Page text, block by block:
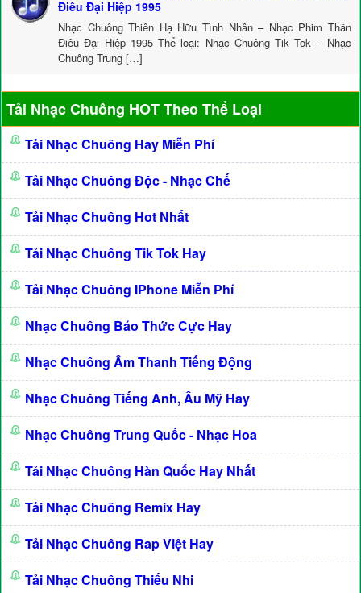
Điêu Đại Hiệp 1995
Nhạc Chuông Thiên Hạ Hữu Tình Nhân – Nhạc Phim Thần
Điêu Đại Hiệp 1995 Thể loại: Nhạc Chuông Tik Tok – Nhạc
Chuông Trung […]
Tải Nhạc Chuông HOT Theo Thể Loại
Tải Nhạc Chuông Hay Miễn Phí
Tải Nhạc Chuông Độc - Nhạc Chế
Tải Nhạc Chuông Hot Nhất
Tải Nhạc Chuông Tik Tok Hay
Tải Nhạc Chuông IPhone Miễn Phí
Nhạc Chuông Báo Thức Cực Hay
Nhạc Chuông Âm Thanh Tiếng Động
Nhạc Chuông Tiếng Anh, Âu Mỹ Hay
Nhạc Chuông Trung Quốc - Nhạc Hoa
Tải Nhạc Chuông Hàn Quốc Hay Nhất
Tải Nhạc Chuông Remix Hay
Tải Nhạc Chuông Rap Việt Hay
Tải Nhạc Chuông Thiếu Nhi